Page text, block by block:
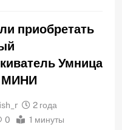
приобретать
Умница
2 года
0 1 минуты